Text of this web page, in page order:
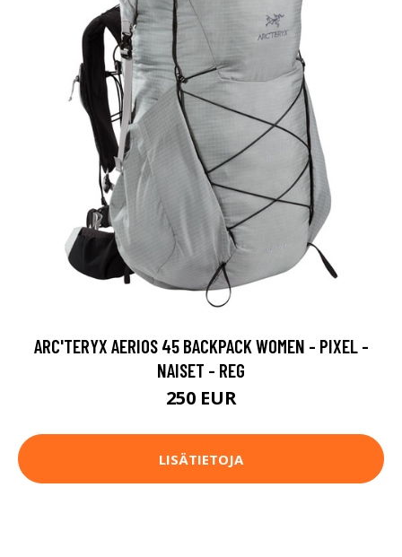
ARC'TERYX AERIOS 45 BACKPACK WOMEN - PIXEL -
NAISET - REG
250 EUR
LISÄTIETOJA